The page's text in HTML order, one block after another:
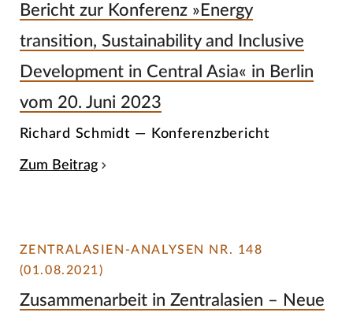
Bericht zur Konferenz »Energy
transition, Sustainability and Inclusive
Development in Central Asia« in Berlin
vom 20. Juni 2023
Richard Schmidt — Konferenzbericht
Zum Beitrag
ZENTRALASIEN-ANALYSEN NR. 148
(01.08.2021)
Zusammenarbeit in Zentralasien – Neue